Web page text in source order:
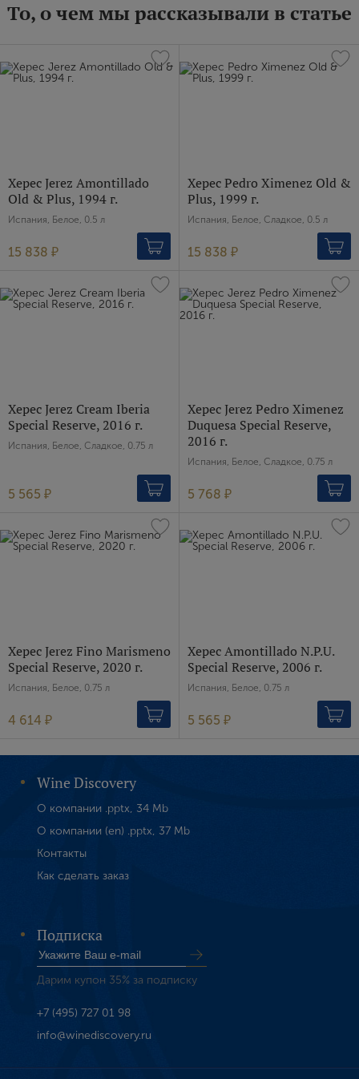
То, о чем мы рассказывали в статье
Херес Jerez Amontillado
Old & Plus, 1994 г.
Испания, Белое, 0.5 л
15 838 ₽
Херес Pedro Ximenez Old &
Plus, 1999 г.
Испания, Белое, Сладкое, 0.5 л
15 838 ₽
Херес Jerez Cream Iberia
Special Reserve, 2016 г.
Испания, Белое, Сладкое, 0.75 л
5 565 ₽
Херес Jerez Pedro Ximenez
Duquesa Special Reserve,
2016 г.
Испания, Белое, Сладкое, 0.75 л
5 768 ₽
Херес Jerez Fino Marismeno
Special Reserve, 2020 г.
Испания, Белое, 0.75 л
4 614 ₽
Херес Amontillado N.P.U.
Special Reserve, 2006 г.
Испания, Белое, 0.75 л
5 565 ₽
Wine Discovery
О компании .pptx, 34 Mb
О компании (en) .pptx, 37 Mb
Контакты
Как сделать заказ
Подписка
Дарим купон 35% за подписку
+7 (495) 727 01 98
info@winediscovery.ru